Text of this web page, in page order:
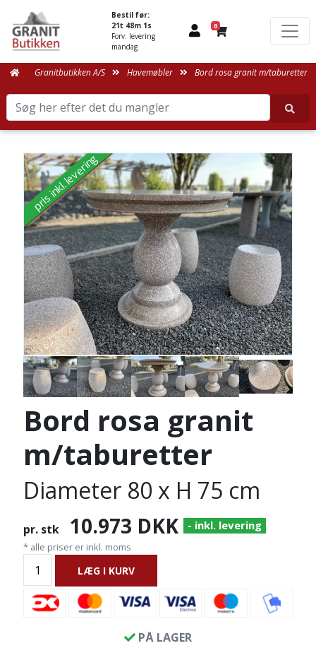
pris inkl. levering
Bord rosa granit
m/taburetter
Diameter 80 x H 75 cm
pr. stk 10.973 DKK - inkl. levering
* alle priser er inkl. moms
LÆG I KURV
PÅ LAGER
Bestil før:
21t 48m 1s
Forv. levering
mandag
0
Granitbutikken A/S Havemøbler Bord rosa granit m/taburetter